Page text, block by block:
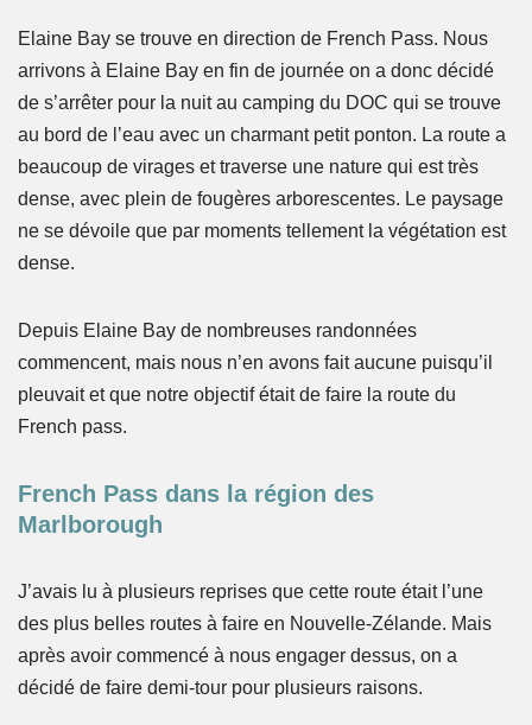
Elaine Bay se trouve en direction de French Pass. Nous
arrivons à Elaine Bay en fin de journée on a donc décidé
de s’arrêter pour la nuit au camping du DOC qui se trouve
au bord de l’eau avec un charmant petit ponton. La route a
beaucoup de virages et traverse une nature qui est très
dense, avec plein de fougères arborescentes. Le paysage
ne se dévoile que par moments tellement la végétation est
dense.
Depuis Elaine Bay de nombreuses randonnées
commencent, mais nous n’en avons fait aucune puisqu’il
pleuvait et que notre objectif était de faire la route du
French pass.
French Pass dans la région des
Marlborough
J’avais lu à plusieurs reprises que cette route était l’une
des plus belles routes à faire en Nouvelle-Zélande. Mais
après avoir commencé à nous engager dessus, on a
décidé de faire demi-tour pour plusieurs raisons.